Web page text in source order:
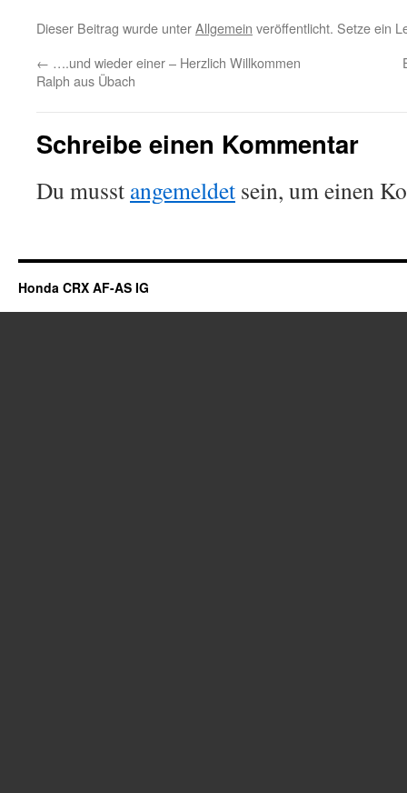
Dieser Beitrag wurde unterAllgemein veröffentlicht. Setze ein
← ….und wieder einer – Herzlich Willkommen
Ralph aus Übach
Schreibe einen Kommentar
Du musst angemeldet sein, um einen
Honda CRX AF-AS IG